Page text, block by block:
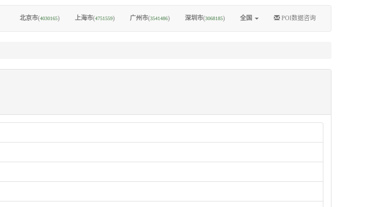
北京市(4030165) 上海市(4751559) 广州市(3541486) 深圳市(3068185) 全国 POI数据咨询